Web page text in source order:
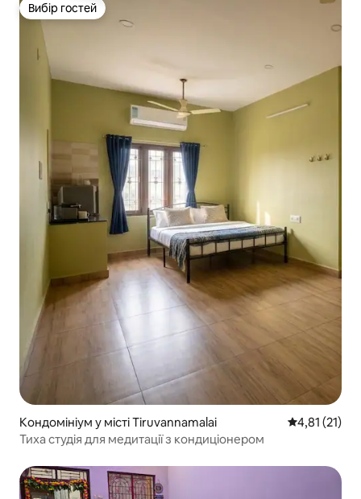
Вибір гостей
Вибір гостей
Кондомініум у місті Tiruvannamalai Середня
4,81 (21)
Тиха студія для медитації з кондиціонером